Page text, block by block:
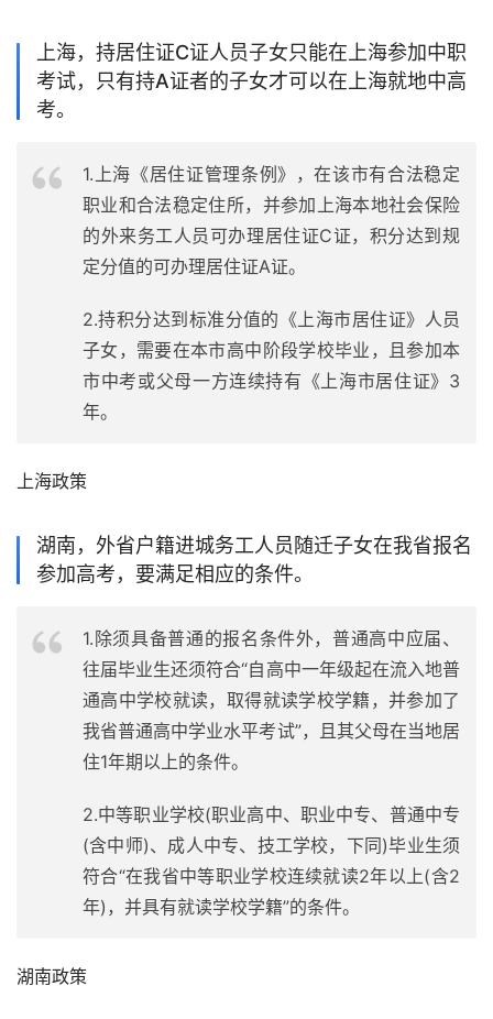
上海，持居住证C证人员子女只能在上海参加中职
考试，只有持A证者的子女才可以在上海就地中高
考。
1.上海《居住证管理条例》，在该市有合法稳定
职业和合法稳定住所，并参加上海本地社会保险
的外来务工人员可办理居住证C证，积分达到规
定分值的可办理居住证A证。
2.持积分达到标准分值的《上海市居住证》人员
子女，需要在本市高中阶段学校毕业，且参加本
市中考或父母一方连续持有《上海市居住证》3
年。
上海政策
湖南，外省户籍进城务工人员随迁子女在我省报名
参加高考，要满足相应的条件。
1.除须具备普通的报名条件外，普通高中应届、
往届毕业生还须符合“自高中一年级起在流入地普
通高中学校就读，取得就读学校学籍，并参加了
我省普通高中学业水平考试”，且其父母在当地居
住1年期以上的条件。
2.中等职业学校(职业高中、职业中专、普通中专
(含中师)、成人中专、技工学校，下同)毕业生须
符合“在我省中等职业学校连续就读2年以上(含2
年)，并具有就读学校学籍”的条件。
湖南政策